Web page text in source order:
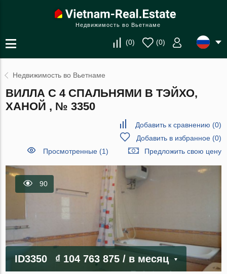
Недвижимость во Вьетнаме
(0) (0)
Недвижимость во Вьетнаме
ВИЛЛА С 4 СПАЛЬНЯМИ В ТЭЙХО,
ХАНОЙ , № 3350
Добавить к сравнению (0)
Добавить в избранное(0)
Просмотренные (1)
Предложить свою цену
90
ID3350 ₫ 104 763 875/ в месяц